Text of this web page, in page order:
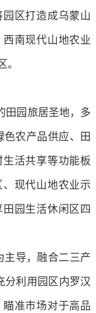
区打造成乌蒙山
南现代山地农业
田园旅居圣地，多
色农产品供应、田
活共享等功能板
现代山地农业示
园生活休闲区四
导，融合二三产
分利用园区内罗汉
准市场对于高品